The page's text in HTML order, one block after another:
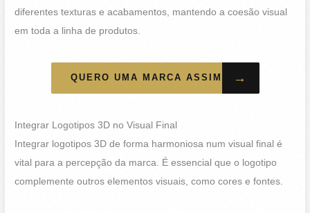
diferentes texturas e acabamentos, mantendo a coesão visual
em toda a linha de produtos.
QUERO UMA MARCA ASSIM →
Integrar Logotipos 3D no Visual Final
Integrar logotipos 3D de forma harmoniosa num visual final é
vital para a percepção da marca. É essencial que o logotipo
complemente outros elementos visuais, como cores e fontes.